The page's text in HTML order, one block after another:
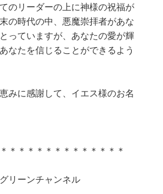
のリーダーの上に神様の祝福が
の時代の中、悪魔崇拝者があな
っていますが、あなたの愛が輝
なたを信じることができるよう
みに感謝して、イエス様のお名
＊＊＊＊＊＊＊＊＊＊＊＊＊
リーンチャンネル